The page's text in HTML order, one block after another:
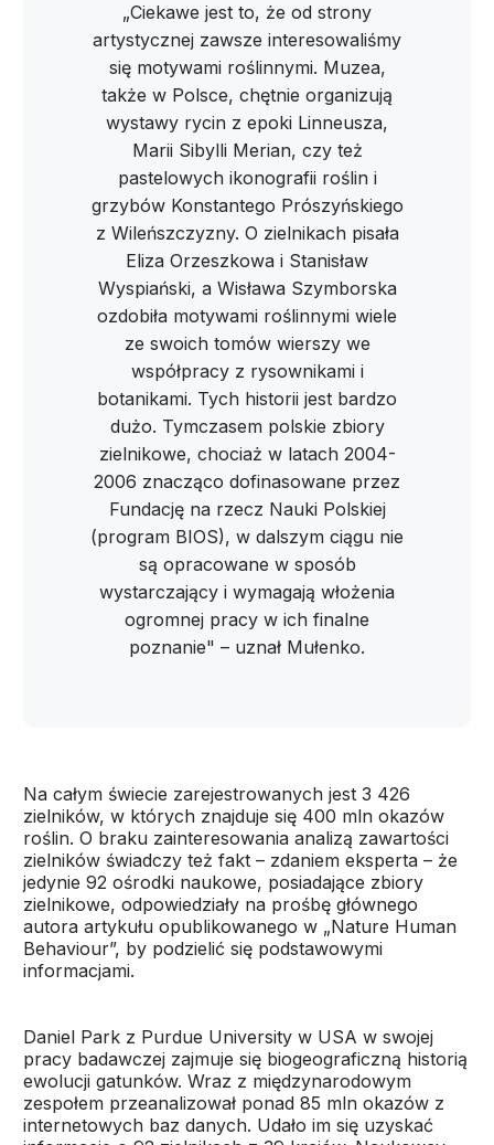
„Ciekawe jest to, że od strony
artystycznej zawsze interesowaliśmy
się motywami roślinnymi. Muzea,
także w Polsce, chętnie organizują
wystawy rycin z epoki Linneusza,
Marii Sibylli Merian, czy też
pastelowych ikonografii roślin i
grzybów Konstantego Prószyńskiego
z Wileńszczyzny. O zielnikach pisała
Eliza Orzeszkowa i Stanisław
Wyspiański, a Wisława Szymborska
ozdobiła motywami roślinnymi wiele
ze swoich tomów wierszy we
współpracy z rysownikami i
botanikami. Tych historii jest bardzo
dużo. Tymczasem polskie zbiory
zielnikowe, chociaż w latach 2004-
2006 znacząco dofinasowane przez
Fundację na rzecz Nauki Polskiej
(program BIOS), w dalszym ciągu nie
są opracowane w sposób
wystarczający i wymagają włożenia
ogromnej pracy w ich finalne
poznanie" – uznał Mułenko.
Na całym świecie zarejestrowanych jest 3 426
zielników, w których znajduje się 400 mln okazów
roślin. O braku zainteresowania analizą zawartości
zielników świadczy też fakt – zdaniem eksperta – że
jedynie 92 ośrodki naukowe, posiadające zbiory
zielnikowe, odpowiedziały na prośbę głównego
autora artykułu opublikowanego w „Nature Human
Behaviour”, by podzielić się podstawowymi
informacjami.
Daniel Park z Purdue University w USA w swojej
pracy badawczej zajmuje się biogeograficzną historią
ewolucji gatunków. Wraz z międzynarodowym
zespołem przeanalizował ponad 85 mln okazów z
internetowych baz danych. Udało im się uzyskać